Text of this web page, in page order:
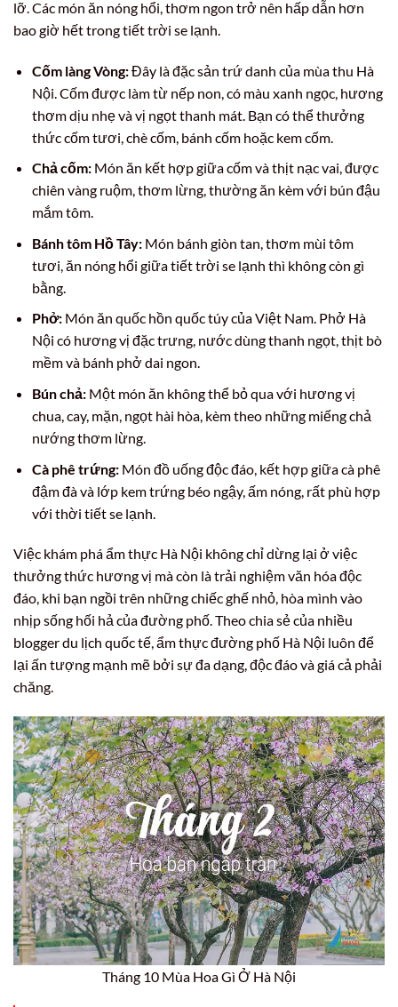
lỡ. Các món ăn nóng hổi, thơm ngon trở nên hấp dẫn hơn
bao giờ hết trong tiết trời se lạnh.
Cốm làng Vòng:Đây là đặc sản trứ danh của mùa thu Hà
Nội. Cốm được làm từ nếp non, có màu xanh ngọc, hương
thơm dịu nhẹ và vị ngọt thanh mát. Bạn có thể thưởng
thức cốm tươi, chè cốm, bánh cốm hoặc kem cốm.
Chả cốm:Món ăn kết hợp giữa cốm và thịt nạc vai, được
chiên vàng ruộm, thơm lừng, thường ăn kèm với bún đậu
mắm tôm.
Bánh tôm Hồ Tây:Món bánh giòn tan, thơm mùi tôm
tươi, ăn nóng hổi giữa tiết trời se lạnh thì không còn gì
bằng.
Phở:Món ăn quốc hồn quốc túy của Việt Nam. Phở Hà
Nội có hương vị đặc trưng, nước dùng thanh ngọt, thịt bò
mềm và bánh phở dai ngon.
Bún chả:Một món ăn không thể bỏ qua với hương vị
chua, cay, mặn, ngọt hài hòa, kèm theo những miếng chả
nướng thơm lừng.
Cà phê trứng:Món đồ uống độc đáo, kết hợp giữa cà phê
đậm đà và lớp kem trứng béo ngậy, ấm nóng, rất phù hợp
với thời tiết se lạnh.
Việc khám phá ẩm thực Hà Nội không chỉ dừng lại ở việc
thưởng thức hương vị mà còn là trải nghiệm văn hóa độc
đáo, khi bạn ngồi trên những chiếc ghế nhỏ, hòa mình vào
nhịp sống hối hả của đường phố. Theo chia sẻ của nhiều
blogger du lịch quốc tế, ẩm thực đường phố Hà Nội luôn để
lại ấn tượng mạnh mẽ bởi sự đa dạng, độc đáo và giá cả phải
chăng.
Tháng 10 Mùa Hoa Gì Ở Hà Nội